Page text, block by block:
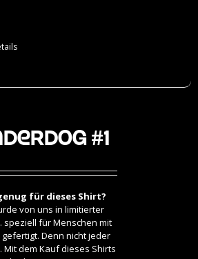
#1
für dieses Shirt?
von uns in limitierter
speziell für Menschen mit
Denn nicht jeder
dem Kauf dieses Shirts